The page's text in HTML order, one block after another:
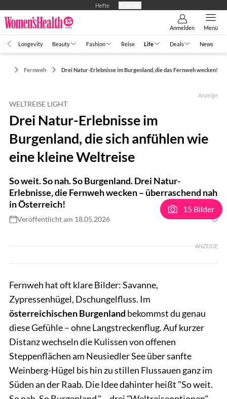
Hefte
Anmelden Menü
Longevity Beauty Fashion Reise Life Deals News
Fernweh Drei Natur-Erlebnisse im Burgenland, die das Fernweh wecken!
Anzeige
WELTREISE LIGHT
Drei Natur-Erlebnisse im
Burgenland, die sich anfühlen wie
eine kleine Weltreise
So weit. So nah. So Burgenland. Drei Natur-
Erlebnisse, die Fernweh wecken – überraschend nah
in Österreich!
Veröffentlicht am 18.05.2026
15 Bilder
ANZEIGE
Fernweh hat oft klare Bilder: Savanne,
Zypressenhügel, Dschungelfluss. Im
österreichischen Burgenland bekommst du genau
diese Gefühle – ohne Langstreckenflug. Auf kurzer
Distanz wechseln die Kulissen von offenen
Steppenflächen am Neusiedler See über sanfte
Weinberg-Hügel bis hin zu stillen Flussauen ganz im
Süden an der Raab. Die Idee dahinter heißt "So weit.